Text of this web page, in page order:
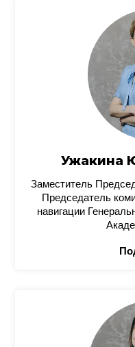
Ужакина
Заместитель
Председатель
навигации